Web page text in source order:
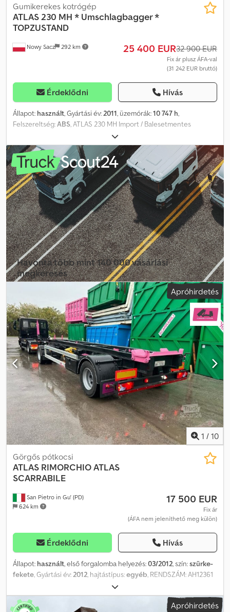
Nowy Sacz 292 km
Gumikerekes kotrógép
ATLAS230 MH * Umschlagbagger *
TOPZUSTAND
25 400 EUR32 900 EUR
Fix ár plusz ÁFA-val
(31 242 EUR bruttó)
Érdeklődni Hívás
Állapot: használt, Gyártási év:2011, üzemórák:10 747 h,
Felszereltség:ABS, ATLAS 230 MH Import / Balesetmentes
NAGYON JÓ ÁLLAPOTBAN! ? GYÁRTÁSI ÉV: 2011 ? ÜZEMÓRA: 10 747
óra TEL.: * KUBA – LENGYEL, ANGOL, NÉMET, OLASZ Djdpfx
Anjycbbyjrock * SEBASTIAN – LENGYEL, NÉMET, OLASZ, ????? *
LASZLO – MAGYAR * COSTEL – ROMÁN (Minden export
ügyintézést vállalunk, beleértve a rendszámot is) RADEK – ?????
Havonta több mint 140 000 vásárlási
megkeresés
Válassza ki a kereskedői csomagotApróhirdetés
1 / 10
San Pietro in Gu' (PD)
624 km
Görgős pótkocsi
ATLAS RIMORCHIO ATLAS
SCARRABILE
17 500 EUR
Fix ár
(ÁFA nem jeleníthető meg külön)
Érdeklődni Hívás
Állapot: használt, első forgalomba helyezés:03/2012, szín:szürke-
fekete, Gyártási év:2012, hajtástípus:egyéb, RENDSZÁM: AH12361
MEGNEVEZÉS: ATLAS TÍPUSÚ, PNEUMATIKUSAN FELFÚJHATÓ,
CSÚSZÓPADLÓS, HOMOKSZÓRT ÉS ÚJRAFESTETT PÓTKOCSI
HIV.: 25R02 ÉV: 2012.03. TENGELYEK: 2 TENGELYTÁV: 4800 mm
Apróhirdetés